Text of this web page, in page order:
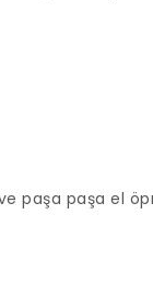
paşa paşa el